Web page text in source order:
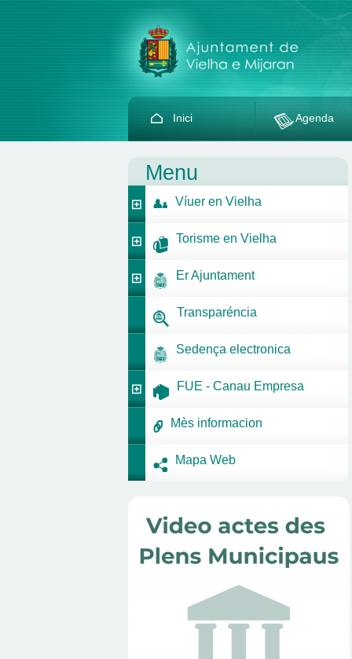
Inici Agenda
Menu
Víuer en Vielha
Torisme en Vielha
Er Ajuntament
Transparéncia
Sedença electronica
FUE - Canau Empresa
Mès informacion
Mapa Web